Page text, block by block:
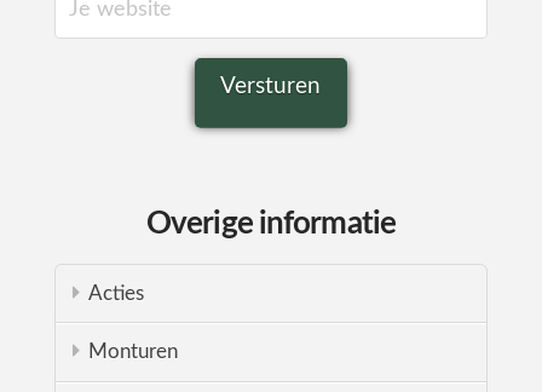
Overige informatie
Acties
Monturen